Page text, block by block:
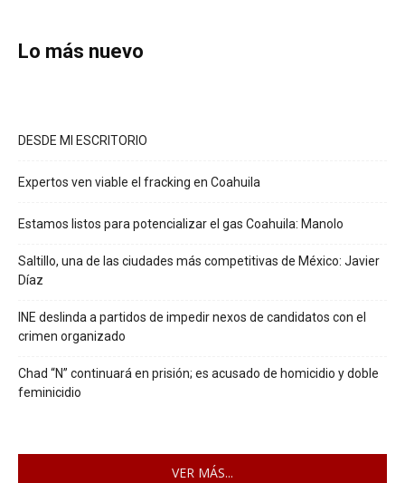
Lo más nuevo
DESDE MI ESCRITORIO
Expertos ven viable el fracking en Coahuila
Estamos listos para potencializar el gas Coahuila: Manolo
Saltillo, una de las ciudades más competitivas de México: Javier
Díaz
INE deslinda a partidos de impedir nexos de candidatos con el
crimen organizado
Chad “N” continuará en prisión; es acusado de homicidio y doble
feminicidio
VER MÁS...